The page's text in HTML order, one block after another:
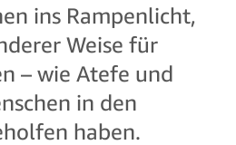
ins Rampenlicht,
Weise für
– wie Atefe und
in den
haben.